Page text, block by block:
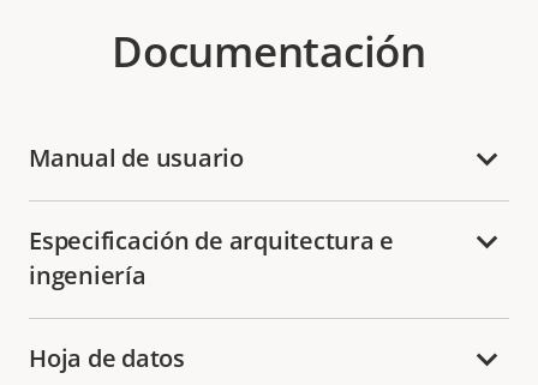
Documentación
Manual de usuario
Especificación de arquitectura e
ingeniería
Hoja de datos